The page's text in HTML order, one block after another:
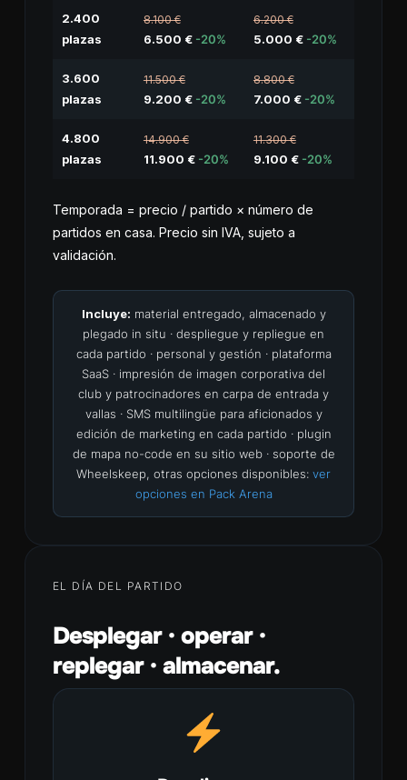
2.400
plazas
8.100 €
6.500 € -20%
6.200 €
5.000 € -20%
3.600
plazas
11.500 €
9.200 € -20%
8.800 €
7.000 € -20%
4.800
plazas
14.900 €
11.900 € -20%
11.300 €
9.100 € -20%
Temporada = precio / partido × número de
partidos en casa. Precio sin IVA, sujeto a
validación.
Incluye: material entregado, almacenado y
plegado in situ · despliegue y repliegue en
cada partido · personal y gestión · plataforma
SaaS · impresión de imagen corporativa del
club y patrocinadores en carpa de entrada y
vallas · SMS multilingüe para aficionados y
edición de marketing en cada partido · plugin
de mapa no-code en su sitio web · soporte de
Wheelskeep, otras opciones disponibles: ver
opciones en Pack Arena
EL DÍA DEL PARTIDO
Desplegar · operar ·
replegar · almacenar.